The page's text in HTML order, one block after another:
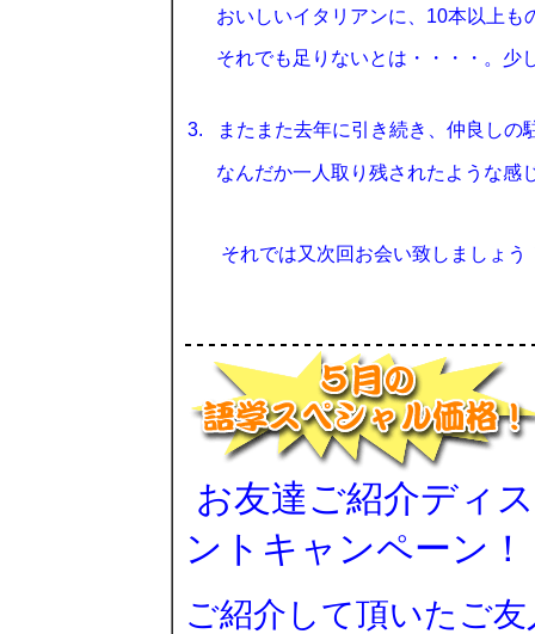
おいしいイタリアンに、 10本以上も
それでも足りないとは・・・・。少
3. またまた去年に引き続き、仲良し
なんだか一人取り残されたような感
それでは又次回お会い致しましょう
お友達ご紹介ディ
ントキャンペーン！
ご紹介して頂いたご